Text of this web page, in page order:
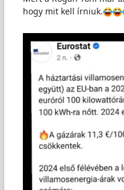
hogy mit kell írniuk.